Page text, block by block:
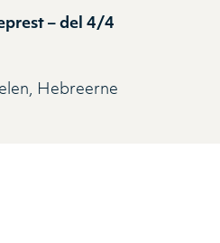
– del 4/4
Hebreerne